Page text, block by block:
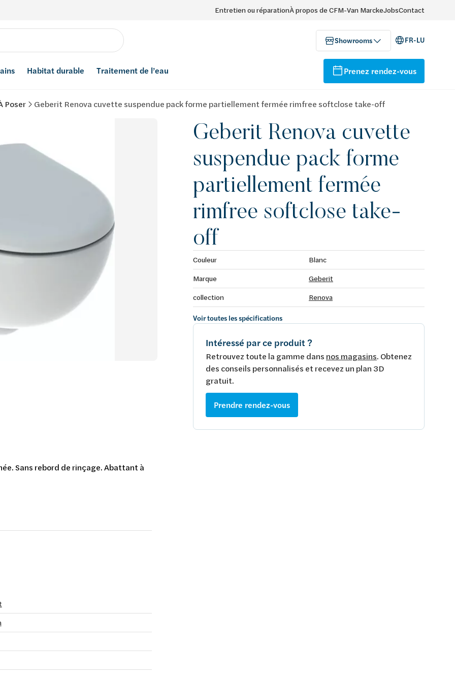
Entretien ou réparationÀ propos de CFM-Van MarckeJobsContact
Showrooms FR-LU
Habitat durable Traitement de l’eau Prenez rendez-vous
Poser Geberit Renova cuvette suspendue pack forme partiellement fermée rimfree softclose take-off
Geberit Renova cuvette
suspendue pack forme
partiellement fermée
rimfree softclose take-
off
Couleur
Blanc
Marque
Geberit
collection
Renova
Voir toutes les spécifications
Intéressé par ce produit ?
Retrouvez toute la gamme dans nos magasins. Obtenez
des conseils personnalisés et recevez un plan 3D
gratuit.
Prendre rendez-vous
Sans rebord de rinçage. Abattant à